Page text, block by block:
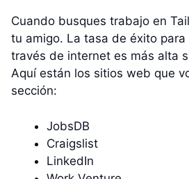
Cuando busques trabajo en
tu amigo. La tasa de éxito
través de internet es más alta
Aquí están los sitios web que
sección:
JobsDB
Craigslist
LinkedIn